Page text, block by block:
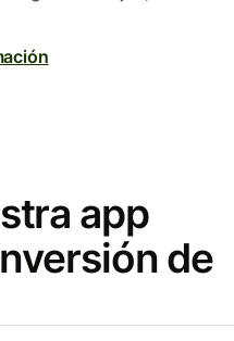
app
de